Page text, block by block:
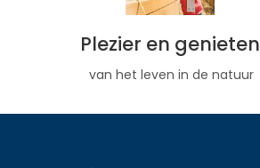
Plezier en genieten
van het leven in de natuur